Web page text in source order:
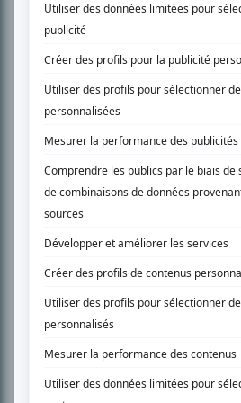
SUR LE RÉSEAU BIZZ MÉDIA
Accueil
Liste des oeuvres
Liste des comédiens
Recherche avancée
À propos
Nous contacter
Termes et conditions
Politique de confidentialité